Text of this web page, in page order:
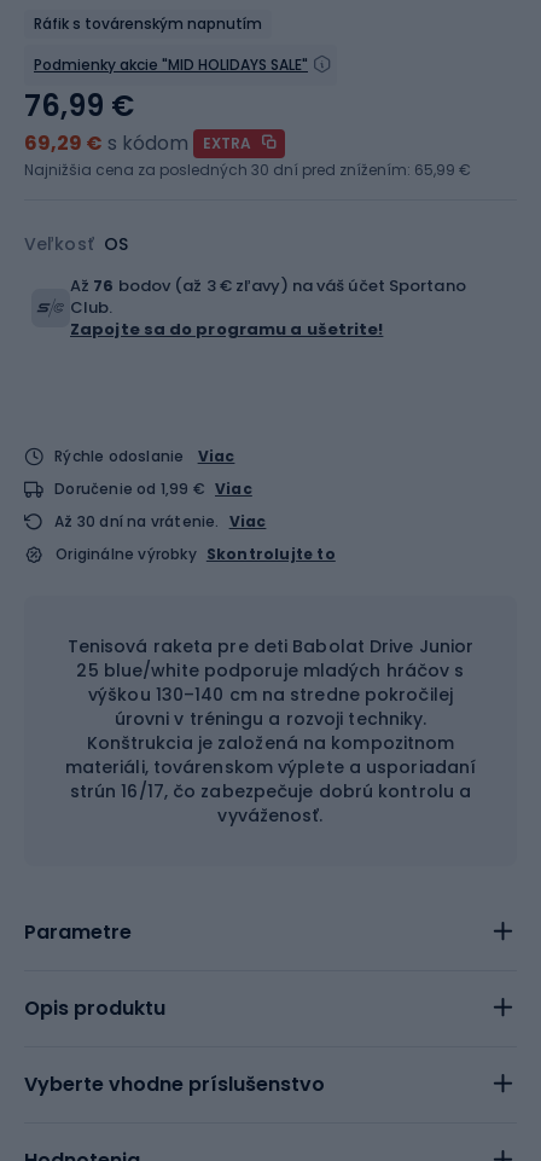
Ráfik s továrenským napnutím
Podmienky akcie "MID HOLIDAYS SALE"
Veľkosť OS
76,99 €
69,29 € s kódom
EXTRA
Najnižšia cena za posledných 30 dní pred znížením: 65,99 €
Až 76 bodov (až 3 € zľavy) na váš účet Sportano
Club.
Zapojte sa do programu a ušetrite!
Rýchle odoslanie
Viac
Doručenie od 1,99 € Viac
Až 30 dní na vrátenie. Viac
Originálne výrobky Skontrolujte to
Tenisová raketa pre deti Babolat Drive Junior
25 blue/white podporuje mladých hráčov s
výškou 130–140 cm na stredne pokročilej
úrovni v tréningu a rozvoji techniky.
Konštrukcia je založená na kompozitnom
materiáli, továrenskom výplete a usporiadaní
strún 16/17, čo zabezpečuje dobrú kontrolu a
vyváženosť.
Parametre
Opis produktu
Vyberte vhodne príslušenstvo